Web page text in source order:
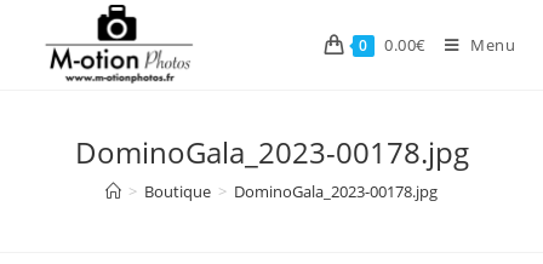
content
0 0.00€ Menu
DominoGala_2023-00178.jpg
> Boutique > DominoGala_2023-00178.jpg